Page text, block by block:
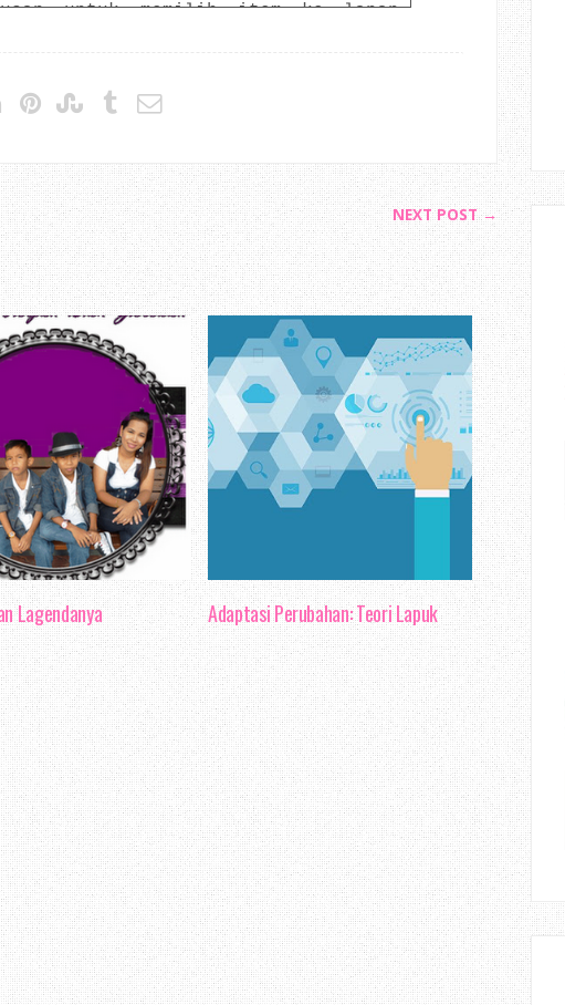
untuk memilih item ke lapan,
ya? Umm...
: peace.loves.hapinnessmilik
nama penuh tu. Kalau di tanya
ni, emm pemilihan secara rawak
aku buka sebelum aku berniat
blog Erza :D
blog review, secara jujurnya aku
membuat pemilihan analisis.
aku mengabadikan blog entri ke tiga
penghebahan berkenaan blog Erza
NEXT POST →
Lagendanya Adaptasi Perubahan: Teori Lapuk